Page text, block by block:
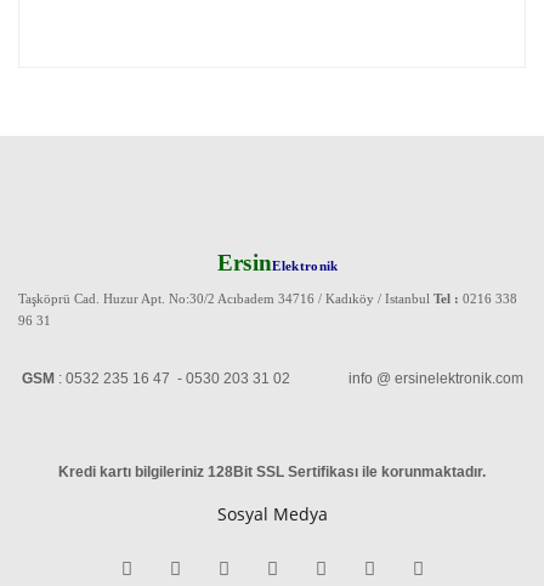
ErsinElektronik
Taşköprü Cad. Huzur Apt. No:30/2 Acıbadem 34716 / Kadıköy / Istanbul Tel : 0216 338
96 31
GSM : 0532 235 16 47 - 0530 203 31 02 info @ ersinelektronik.com
Kredi kartı bilgileriniz 128Bit SSL Sertifikası ile korunmaktadır.
Sosyal Medya